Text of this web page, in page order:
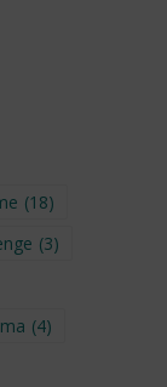
(18)
(3)
(4)